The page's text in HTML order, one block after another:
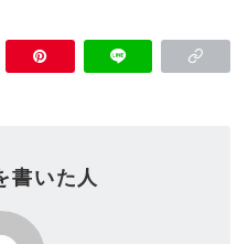
書いた人